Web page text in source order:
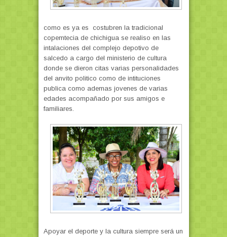
como es ya es costubren la tradicional
copemtecia de chichigua se realiso en las
intalaciones del complejo depotivo de
salcedo a cargo del ministerio de cultura
donde se dieron citas varias personalidades
del anvito politico como de intituciones
publica como ademas jovenes de varias
edades acompañado por sus amigos e
familiares.
Apoyar el deporte y la cultura siempre será un